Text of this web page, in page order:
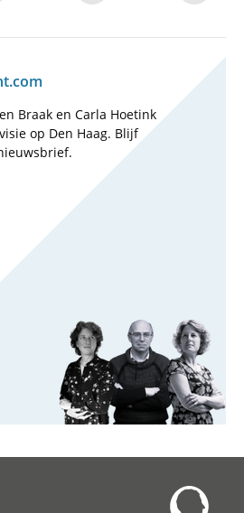
Braak en Carla Hoetink
op Den Haag. Blijf